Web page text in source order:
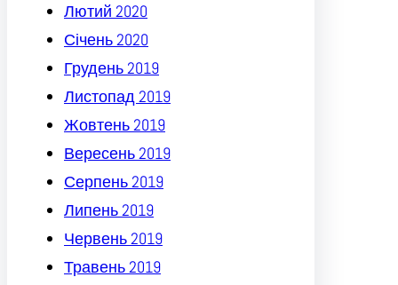
Лютий 2020
Січень 2020
Грудень 2019
Листопад 2019
Жовтень 2019
Вересень 2019
Серпень 2019
Липень 2019
Червень 2019
Травень 2019